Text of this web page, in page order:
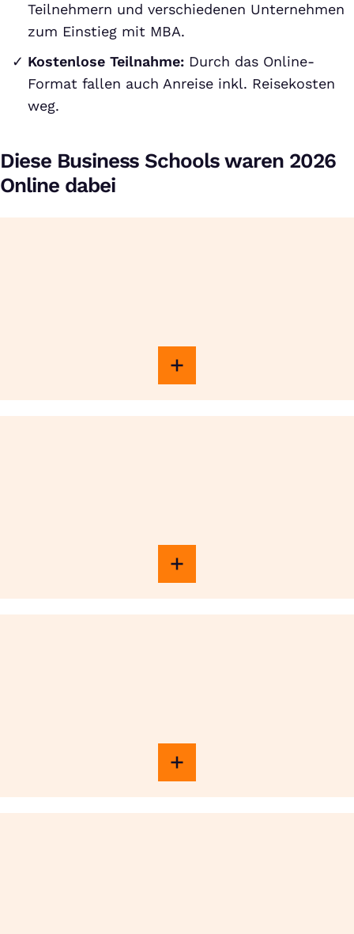
Teilnehmern und verschiedenen Unternehmen
zum Einstieg mit MBA.
Kostenlose Teilnahme: Durch das Online-
Format fallen auch Anreise inkl. Reisekosten
weg.
Diese Business Schools waren 2026
Online dabei